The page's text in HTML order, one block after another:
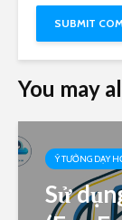
You may
Ý TƯỞNG DẠY
Sử